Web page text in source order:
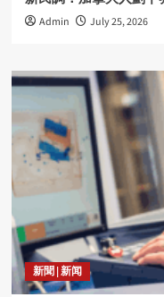
Admin July 25, 2026
新聞 | 新闻